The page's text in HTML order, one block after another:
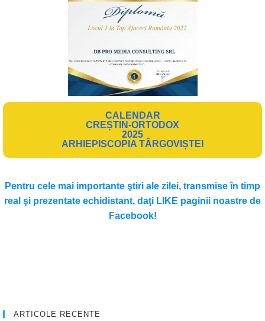
CALENDAR
CREȘTIN-ORTODOX
2025
ARHIEPISCOPIA TÂRGOVIȘTEI
Pentru cele mai importante ştiri ale zilei, transmise în timp
real şi prezentate echidistant, daţi LIKE paginii noastre de
Facebook!
ARTICOLE RECENTE